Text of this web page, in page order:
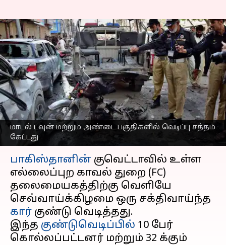
மாடல் டவுன் மற்றும் அண்டை பகுதிகளில் வெடிப்பு சத்தம்
கேட்டது
பாகிஸ்தானின்
குவெட்டாவில் பாதுகாப்புப்
படை தலைமையகத்திற்கு
வெளியே குண்டுவெடிப்பு;
10 பேர் கொல்லப்பட்டனர்
எழுதியவர் Venkatalakshmi V Sep 30, 2025 02:45 pm
செய்தி முன்னோட்டம்
பாகிஸ்தானின் குவெட்டாவில் உள்ள
எல்லைப்புற காவல் துறை (FC)
தலைமையகத்திற்கு வெளியே
செவ்வாய்க்கிழமை ஒரு சக்திவாய்ந்த
கார் குண்டு வெடித்தது.
இந்த குண்டுவெடிப்பில் 10 பேர்
கொல்லப்பட்டனர் மற்றும் 32 க்கும்